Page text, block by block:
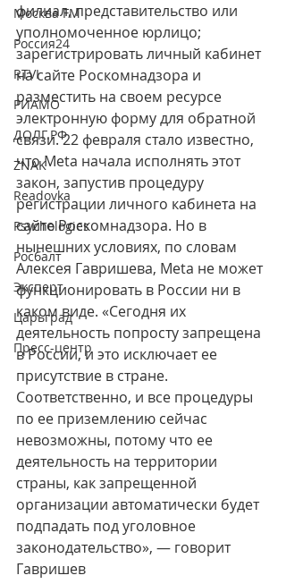
Москва FM
Россия24
RTVI
РИАМО
ДОЛГ.РФ
ZNAK
Readovka
Psychologies
Росбалт
Эксперт
Царьград
Пресс-центр
филиал, представительство или
уполномоченное юрлицо;
зарегистрировать личный кабинет
на сайте Роскомнадзора и
разместить на своем ресурсе
электронную форму для обратной
связи. 22 февраля стало известно,
что Meta начала исполнять этот
закон, запустив процедуру
регистрации личного кабинета на
сайте Роскомнадзора. Но в
нынешних условиях, по словам
Алексея Гавришева, Meta не может
функционировать в России ни в
каком виде. «Сегодня их
деятельность попросту запрещена
в России, и это исключает ее
присутствие в стране.
Соответственно, и все процедуры
по ее приземлению сейчас
невозможны, потому что ее
деятельность на территории
страны, как запрещенной
организации автоматически будет
подпадать под уголовное
законодательство», — говорит
Гавришев